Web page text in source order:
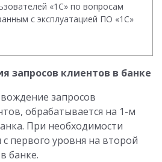
«1С» по вопросам
с эксплуатацией ПО «1С»
запросов клиентов в банке
запросов
обрабатывается на 1-м
При необходимости
с первого уровня на второй
банке.